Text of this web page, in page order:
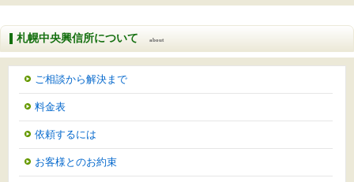
札幌中央興信所について about
ご相談から解決まで
料金表
依頼するには
お客様とのお約束